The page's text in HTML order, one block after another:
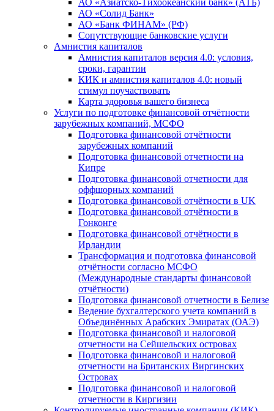
АО «Азиатско-Тихоокеанский банк» (АТБ)
АО «Солид Банк»
АО «Банк ФИНАМ» (РФ)
Сопутствующие банковские услуги
Амнистия капиталов
Амнистия капиталов версия 4.0: условия,
сроки, гарантии
КИК и амнистия капиталов 4.0: новый
стимул поучаствовать
Карта здоровья вашего бизнеса
Услуги по подготовке финансовой отчётности
зарубежных компаний, МСФО
Подготовка финансовой отчётности
зарубежных компаний
Подготовка финансовой отчетности на
Кипре
Подготовка финансовой отчетности для
оффшорных компаний
Подготовка финансовой отчётности в UK
Подготовка финансовой отчётности в
Гонконге
Подготовка финансовой отчётности в
Ирландии
Трансформация и подготовка финансовой
отчётности согласно МСФО
(Международные стандарты финансовой
отчётности)
Подготовка финансовой отчетности в Белизе
Ведение бухгалтерского учета компаний в
Объединённых Арабских Эмиратах (ОАЭ)
Подготовка финансовой и налоговой
отчетности на Сейшельских островах
Подготовка финансовой и налоговой
отчетности на Британских Виргинских
Островах
Подготовка финансовой и налоговой
отчетности в Киргизии